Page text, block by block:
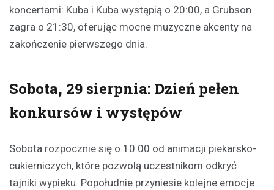
koncertami: Kuba i Kuba wystąpią o 20:00, a Grubson
zagra o 21:30, oferując mocne muzyczne akcenty na
zakończenie pierwszego dnia.
Sobota, 29 sierpnia: Dzień pełen
konkursów i występów
Sobota rozpocznie się o 10:00 od animacji piekarsko-
cukierniczych, które pozwolą uczestnikom odkryć
tajniki wypieku. Popołudnie przyniesie kolejne emocje